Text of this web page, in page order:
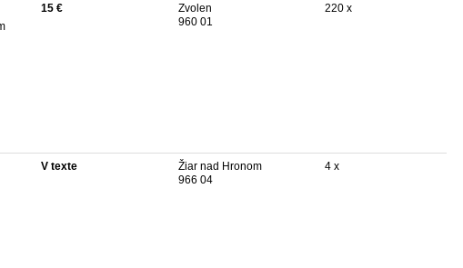
15 €
Zvolen
960 01
220 x
V texte
Žiar nad Hronom
966 04
4 x